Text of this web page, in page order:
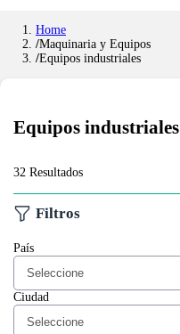
Home
Maquinaria y Equipos
Equipos industriales
Equipos industriales
32 Resultados
Filtros
País
Ciudad